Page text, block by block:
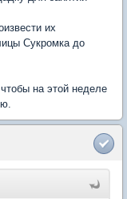
их
Сукромка до
на этой неделе